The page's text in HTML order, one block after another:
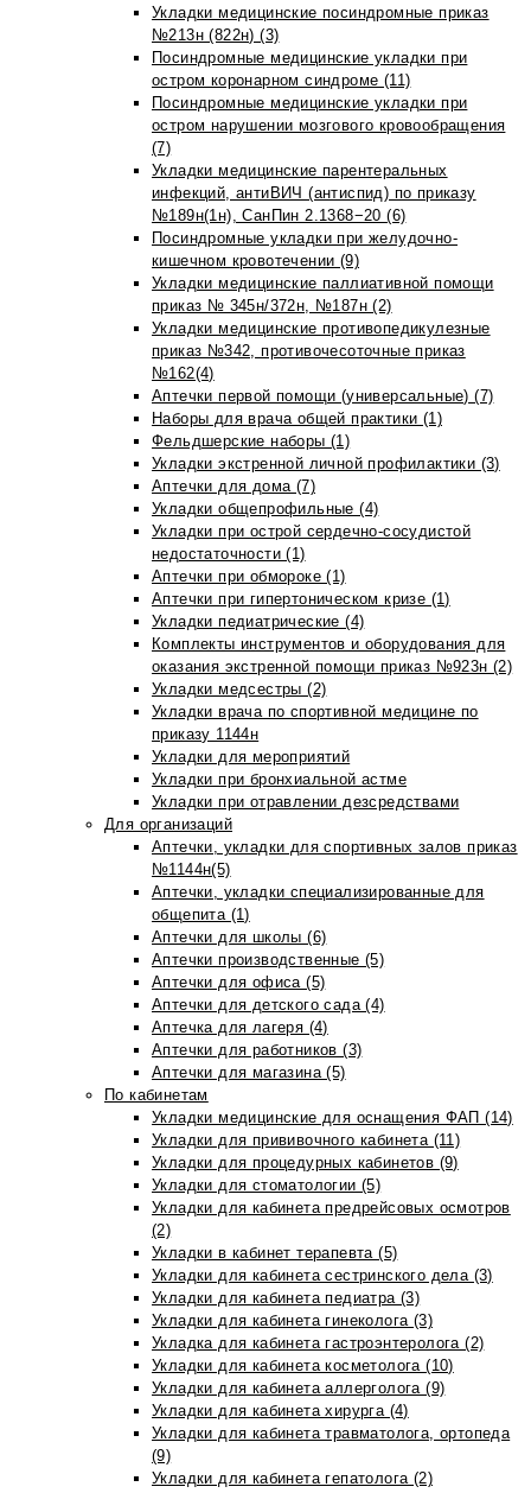
Укладки медицинские посиндромные приказ
№213н (822н) (3)
Посиндромные медицинские укладки при
остром коронарном синдроме (11)
Посиндромные медицинские укладки при
остром нарушении мозгового кровообращения
(7)
Укладки медицинские парентеральных
инфекций, антиВИЧ (антиспид) по приказу
№189н(1н), СанПин 2.1368−20 (6)
Посиндромные укладки при желудочно-
кишечном кровотечении (9)
Укладки медицинские паллиативной помощи
приказ № 345н/372н, №187н (2)
Укладки медицинские противопедикулезные
приказ №342, противочесоточные приказ
№162(4)
Аптечки первой помощи (универсальные) (7)
Наборы для врача общей практики (1)
Фельдшерские наборы (1)
Укладки экстренной личной профилактики (3)
Аптечки для дома (7)
Укладки общепрофильные (4)
Укладки при острой сердечно-сосудистой
недостаточности (1)
Аптечки при обмороке (1)
Аптечки при гипертоническом кризе (1)
Укладки педиатрические (4)
Комплекты инструментов и оборудования для
оказания экстренной помощи приказ №923н (2)
Укладки медсестры (2)
Укладки врача по спортивной медицине по
приказу 1144н
Укладки для мероприятий
Укладки при бронхиальной астме
Укладки при отравлении дезсредствами
Для организаций
Аптечки, укладки для спортивных залов приказ
№1144н(5)
Аптечки, укладки специализированные для
общепита (1)
Аптечки для школы (6)
Аптечки производственные (5)
Аптечки для офиса (5)
Аптечки для детского сада (4)
Аптечка для лагеря (4)
Аптечки для работников (3)
Аптечки для магазина (5)
По кабинетам
Укладки медицинские для оснащения ФАП (14)
Укладки для прививочного кабинета (11)
Укладки для процедурных кабинетов (9)
Укладки для стоматологии (5)
Укладки для кабинета предрейсовых осмотров
(2)
Укладки в кабинет терапевта (5)
Укладки для кабинета сестринского дела (3)
Укладки для кабинета педиатра (3)
Укладки для кабинета гинеколога (3)
Укладка для кабинета гастроэнтеролога (2)
Укладки для кабинета косметолога (10)
Укладки для кабинета аллерголога (9)
Укладки для кабинета хирурга (4)
Укладки для кабинета травматолога, ортопеда
(9)
Укладки для кабинета гепатолога (2)